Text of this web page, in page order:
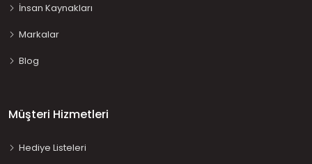
İnsan Kaynakları
Markalar
Blog
Müşteri Hizmetleri
Hediye Listeleri